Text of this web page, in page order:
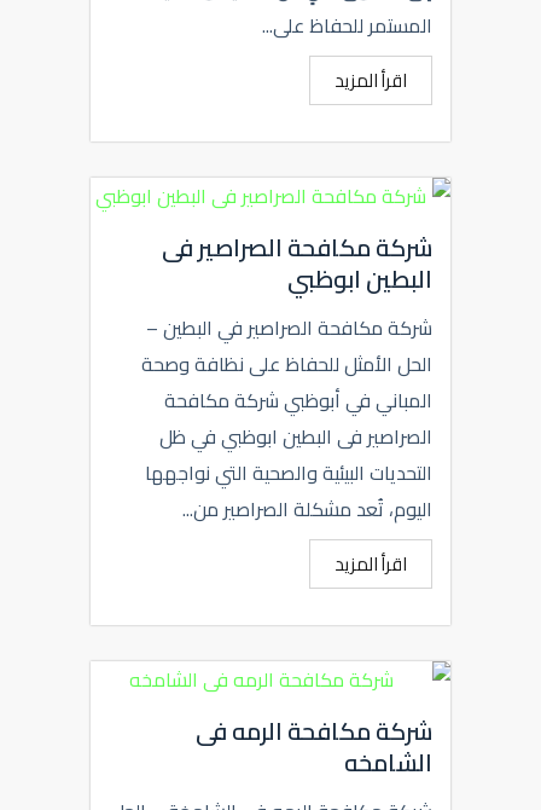
المستمر للحفاظ على...
اقرأ المزيد
شركة مكافحة الصراصير فى
البطين ابوظبي
شركة مكافحة الصراصير في البطين –
الحل الأمثل للحفاظ على نظافة وصحة
المباني في أبوظبي شركة مكافحة
الصراصير فى البطين ابوظبي في ظل
التحديات البيئية والصحية التي نواجهها
اليوم، تُعد مشكلة الصراصير من...
اقرأ المزيد
شركة مكافحة الرمه فى
الشامخه